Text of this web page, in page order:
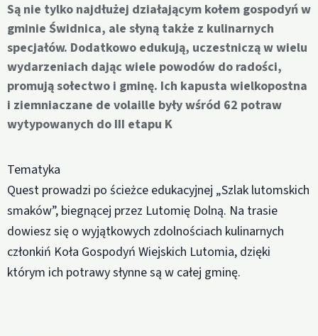
Są nie tylko najdłużej działającym kołem gospodyń w
gminie Świdnica, ale słyną także z kulinarnych
specjałów. Dodatkowo edukują, uczestniczą w wielu
wydarzeniach dając wiele powodów do radości,
promują sołectwo i gminę. Ich kapusta wielkopostna
i ziemniaczane de volaille były wśród 62 potraw
wytypowanych do III etapu K
Tematyka
Quest prowadzi po ścieżce edukacyjnej „Szlak lutomskich
smaków”, biegnącej przez Lutomię Dolną. Na trasie
dowiesz się o wyjątkowych zdolnościach kulinarnych
członkiń Koła Gospodyń Wiejskich Lutomia, dzięki
którym ich potrawy słynne są w całej gminę.